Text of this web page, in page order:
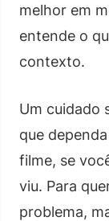
melhor em
entende o
contexto.
Um cuidado
que
filme, se
viu. Para
problema,